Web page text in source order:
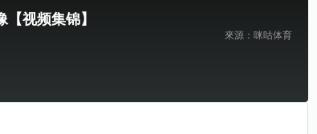
视频集锦】
來源：咪咕体育